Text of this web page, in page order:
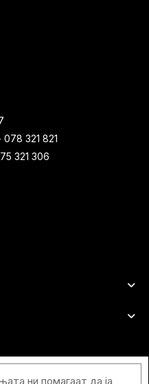
321 821
321 306
ни помагаат да ја